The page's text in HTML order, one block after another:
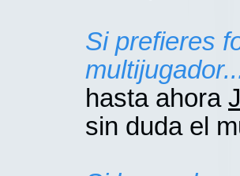
Si prefieres
hasta ahora
sin duda el